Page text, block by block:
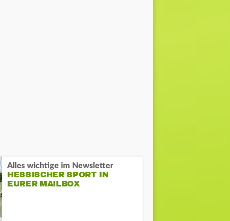
Alles wichtige im Newsletter
HESSISCHER SPORT IN
EURER MAILBOX